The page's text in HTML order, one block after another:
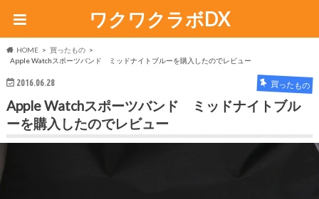
ワクワクラボDX
HOME
買ったもの
Apple Watchスポーツバンド ミッドナイトブルーを購入したのでレビュー
2016.06.28 買ったもの
Apple Watchスポーツバンド ミッドナイトブル
ーを購入したのでレビュー